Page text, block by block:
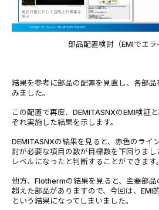
部品配置検討（EMIでエラ
結果を参考に部品の配置を見直し、各部
みました。
この配置で再度、DEMITASNXのEMI検証
ぞれ実施した結果を示します。
DEMITASNXの結果を見ると、赤色のライ
討が必要な項目の数が目標数を下回りまし
レベルになったと判断することができます。
他方、Flothermの結果を見ると、主要部
超えた部品がありますので、今回は、EMI
という結果になってしまいました。